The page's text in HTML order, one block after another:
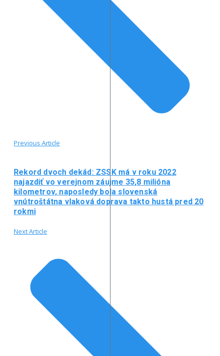
Previous Article
Rekord dvoch dekád: ZSSK má v roku 2022
najazdiť vo verejnom záujme 35,8 milióna
kilometrov, naposledy bola slovenská
vnútroštátna vlaková doprava takto hustá pred 20
rokmi
Next Article